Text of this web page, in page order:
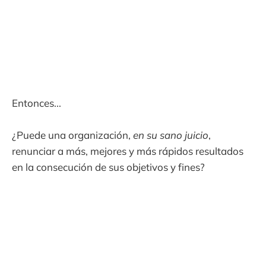
Entonces...
¿Puede una organización, en su sano juicio,
renunciar a más, mejores y más rápidos resultados
en la consecución de sus objetivos y fines?